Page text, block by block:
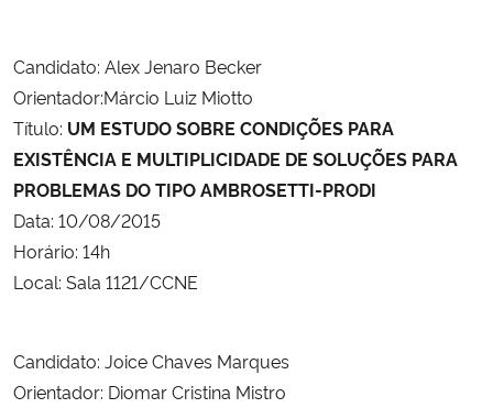
Secretaria-Geral
Secretaria de Governo
Gabinete de Segurança Institucional
Advocacia-Geral da União
Planalto
Candidato: Alex Jenaro Becker
Orientador:Márcio Luiz Miotto
Título: UM ESTUDO SOBRE CONDIÇÕES PARA
EXISTÊNCIA E MULTIPLICIDADE DE SOLUÇÕES PARA
PROBLEMAS DO TIPO AMBROSETTI-PRODI
Data: 10/08/2015
Horário: 14h
Local: Sala 1121/CCNE
Candidato: Joice Chaves Marques
Orientador: Diomar Cristina Mistro